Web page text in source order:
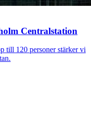
Centralstation
till 120 personer stärker vi